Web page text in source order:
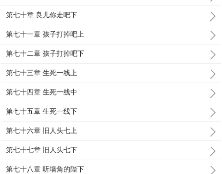
第七十章 良儿你走吧下
第七十一章 孩子打掉吧上
第七十二章 孩子打掉吧下
第七十三章 生死一线上
第七十四章 生死一线中
第七十五章 生死一线下
第七十六章 旧人头七上
第七十七章 旧人头七下
第七十八章 听墙角的陛下